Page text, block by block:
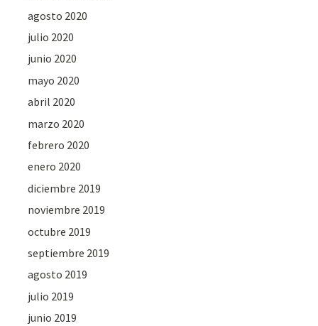
agosto 2020
julio 2020
junio 2020
mayo 2020
abril 2020
marzo 2020
febrero 2020
enero 2020
diciembre 2019
noviembre 2019
octubre 2019
septiembre 2019
agosto 2019
julio 2019
junio 2019